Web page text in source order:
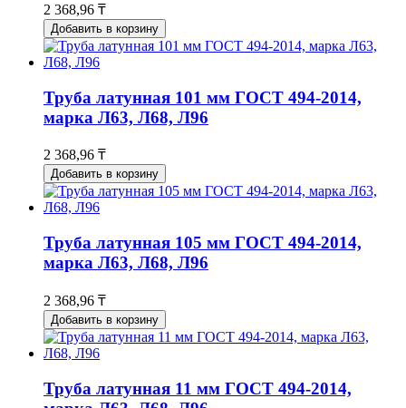
2 368,96 ₸
Добавить в корзину
Труба латунная 101 мм ГОСТ 494-2014,
марка Л63, Л68, Л96
2 368,96 ₸
Добавить в корзину
Труба латунная 105 мм ГОСТ 494-2014,
марка Л63, Л68, Л96
2 368,96 ₸
Добавить в корзину
Труба латунная 11 мм ГОСТ 494-2014,